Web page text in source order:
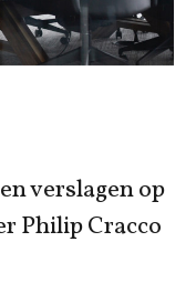
verslagen op
Philip Cracco